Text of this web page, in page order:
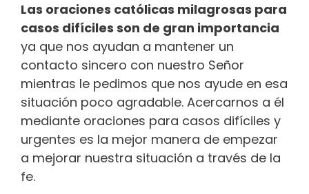
Las oraciones católicas milagrosas para
casos difíciles son de gran importancia
ya que nos ayudan a mantener un
contacto sincero con nuestro Señor
mientras le pedimos que nos ayude en esa
situación poco agradable. Acercarnos a él
mediante oraciones para casos difíciles y
urgentes es la mejor manera de empezar
a mejorar nuestra situación a través de la
fe.